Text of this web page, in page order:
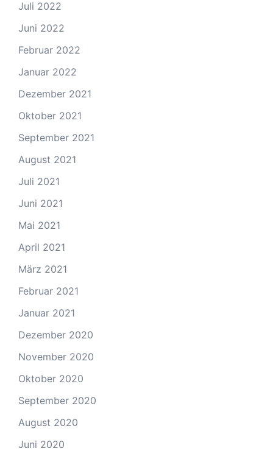
Juli 2022
Juni 2022
Februar 2022
Januar 2022
Dezember 2021
Oktober 2021
September 2021
August 2021
Juli 2021
Juni 2021
Mai 2021
April 2021
März 2021
Februar 2021
Januar 2021
Dezember 2020
November 2020
Oktober 2020
September 2020
August 2020
Juni 2020